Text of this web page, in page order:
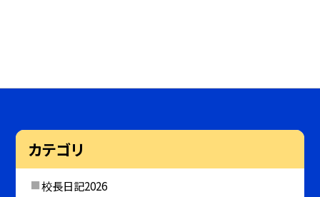
カテゴリ
校長日記2026